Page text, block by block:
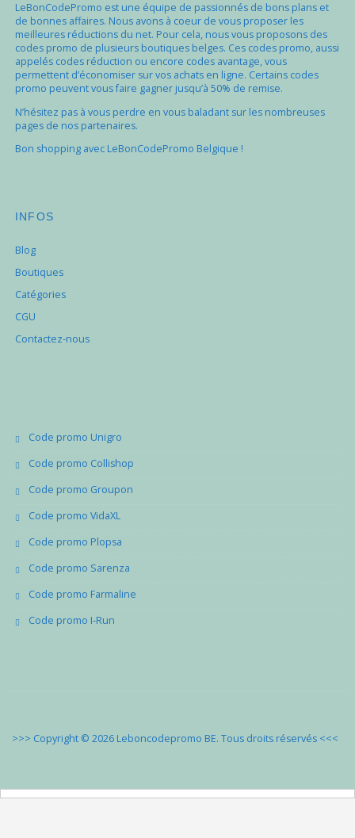
LeBonCodePromo est une équipe de passionnés de bons plans et
de bonnes affaires. Nous avons à coeur de vous proposer les
meilleures réductions du net. Pour cela, nous vous proposons des
codes promo de plusieurs boutiques belges. Ces codes promo, aussi
appelés codes réduction ou encore codes avantage, vous
permettent d’économiser sur vos achats en ligne. Certains codes
promo peuvent vous faire gagner jusqu’à 50% de remise.
N’hésitez pas à vous perdre en vous baladant sur les nombreuses
pages de nos partenaires.
Bon shopping avec LeBonCodePromo Belgique !
INFOS
Blog
Boutiques
Catégories
CGU
Contactez-nous
Code promo Unigro
Code promo Collishop
Code promo Groupon
Code promo VidaXL
Code promo Plopsa
Code promo Sarenza
Code promo Farmaline
Code promo I-Run
>>> Copyright © 2026 Leboncodepromo BE. Tous droits réservés <<<